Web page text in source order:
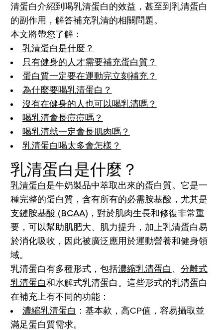
清蛋白介紹到喝乳清蛋白的效益，甚至到乳清蛋白
的副作用，解答補充乳清的相關問題。
本文將帶您了解：
乳清蛋白是什麼？
只有健身的人才需要補充蛋白質？
蛋白質一定要在運動完立刻補充？
為什麼要喝乳清蛋白？
沒有在健身的人也可以喝乳清嗎？
喝乳清會長痘痘嗎？
喝乳清就一定會長肌肉嗎？
乳清蛋白喝太多會怎樣？
乳清蛋白是什麼？
乳清蛋白 是牛奶製品中萃取出來的蛋白質。它是一
種完整的蛋白質，含有所有的必需胺基酸 ，尤其是
支鏈胺基酸 (BCAA) ，對於肌肉生長和修復非常重
要，可以幫助肌肥大、肌力提升，加上乳清蛋白易
於消化吸收，因此被廣泛應用於運動營養和健身領
域。
乳清蛋白有多種形式，包括濃縮乳清蛋白 、 分離式
乳清蛋白和水解式乳清蛋白。這些形式的乳清蛋白
在補充上有不同的功能：
濃縮乳清蛋白 ：基本款，高CP值，容易攝取並
滿足蛋白質需求。